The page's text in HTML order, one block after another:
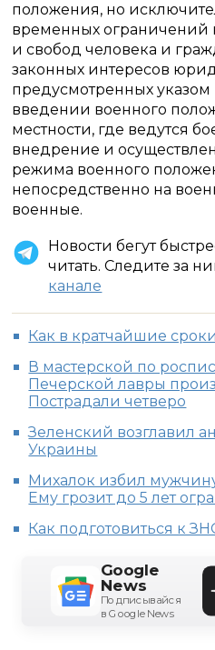
положения, но
временных ограничений
и свобод человека и
законных интересов
предусмотренных
введении военного
местности, где ведутся
внедрение и
режима военного
непосредственно на
военные.
Новости бегут
читать. Следите за
канале
Как в кратчайшие
В мастерской по
Печерской лавры
Пострадали четверо
Зеленский возглавил
Украины
Михалок избил
Ему грозит до 5 лет
Как подготовиться к
Google
News
Подписывайся
в Google News